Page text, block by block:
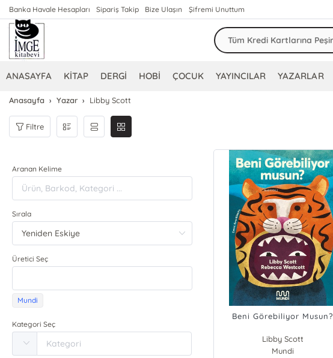
Banka Havale Hesapları Sipariş Takip Bize Ulaşın Şifremi Unuttum
ANASAYFA KİTAP DERGİ HOBİ ÇOCUK YAYINCILAR YAZARLAR
Anasayfa Yazar Libby Scott
Filtre
Aranan Kelime
Sırala
Üretici Seç
Mundi
Kategori Seç
Beni Görebiliyor Musun?
Libby Scott
Rebecca Westcoat
Mundi